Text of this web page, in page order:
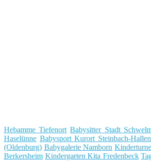
Hebamme Tiefenort Babysitter Stadt
Haselünne Babysport Kurort Steinbach-
(Oldenburg) Babygalerie Namborn
Berkersheim Kindergarten Kita Fredenbeck